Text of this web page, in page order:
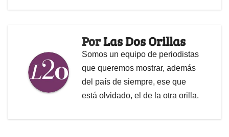
PorLas Dos Orillas
Somos un equipo de periodistas
que queremos mostrar, además
del país de siempre, ese que
está olvidado, el de la otra orilla.